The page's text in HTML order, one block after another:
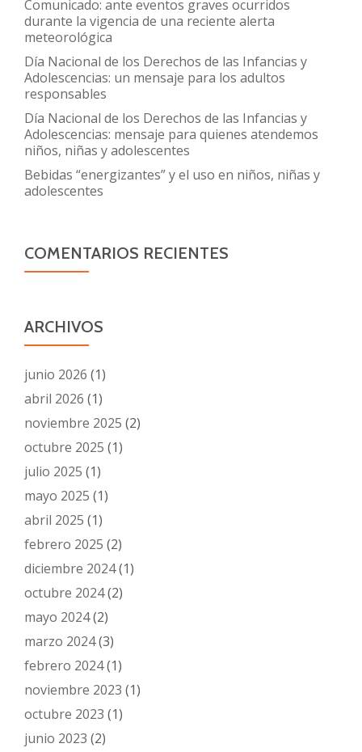
Comunicado: ante eventos graves ocurridos
durante la vigencia de una reciente alerta
meteorológica
Día Nacional de los Derechos de las Infancias y
Adolescencias: un mensaje para los adultos
responsables
Día Nacional de los Derechos de las Infancias y
Adolescencias: mensaje para quienes atendemos
niños, niñas y adolescentes
Bebidas “energizantes” y el uso en niños, niñas y
adolescentes
COMENTARIOS RECIENTES
ARCHIVOS
junio 2026 (1)
abril 2026 (1)
noviembre 2025 (2)
octubre 2025 (1)
julio 2025 (1)
mayo 2025 (1)
abril 2025 (1)
febrero 2025 (2)
diciembre 2024(1)
octubre 2024(2)
mayo 2024(2)
marzo 2024(3)
febrero 2024(1)
noviembre 2023 (1)
octubre 2023 (1)
junio 2023 (2)